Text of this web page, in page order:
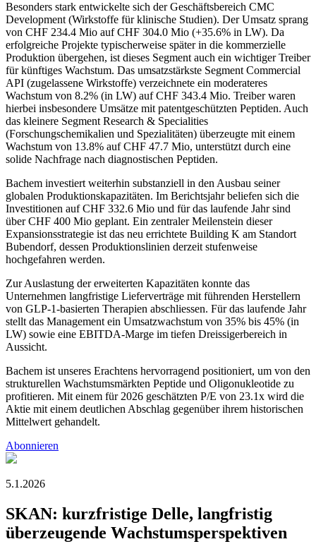
Besonders stark entwickelte sich der Geschäftsbereich CMC
Development (Wirkstoffe für klinische Studien). Der Umsatz sprang
von CHF 234.4 Mio auf CHF 304.0 Mio (+35.6% in LW). Da
erfolgreiche Projekte typischerweise später in die kommerzielle
Produktion übergehen, ist dieses Segment auch ein wichtiger Treiber
für künftiges Wachstum. Das umsatzstärkste Segment Commercial
API (zugelassene Wirkstoffe) verzeichnete ein moderateres
Wachstum von 8.2% (in LW) auf CHF 343.4 Mio. Treiber waren
hierbei insbesondere Umsätze mit patentgeschützten Peptiden. Auch
das kleinere Segment Research & Specialities
(Forschungschemikalien und Spezialitäten) überzeugte mit einem
Wachstum von 13.8% auf CHF 47.7 Mio, unterstützt durch eine
solide Nachfrage nach diagnostischen Peptiden.
Bachem investiert weiterhin substanziell in den Ausbau seiner
globalen Produktionskapazitäten. Im Berichtsjahr beliefen sich die
Investitionen auf CHF 332.6 Mio und für das laufende Jahr sind
über CHF 400 Mio geplant. Ein zentraler Meilenstein dieser
Expansionsstrategie ist das neu errichtete Building K am Standort
Bubendorf, dessen Produktionslinien derzeit stufenweise
hochgefahren werden.
Zur Auslastung der erweiterten Kapazitäten konnte das
Unternehmen langfristige Lieferverträge mit führenden Herstellern
von GLP-1-basierten Therapien abschliessen. Für das laufende Jahr
stellt das Management ein Umsatzwachstum von 35% bis 45% (in
LW) sowie eine EBITDA-Marge im tiefen Dreissigerbereich in
Aussicht.
Bachem ist unseres Erachtens hervorragend positioniert, um von den
strukturellen Wachstumsmärkten Peptide und Oligonukleotide zu
profitieren. Mit einem für 2026 geschätzten P/E von 23.1x wird die
Aktie mit einem deutlichen Abschlag gegenüber ihrem historischen
Mittelwert gehandelt.
Abonnieren
5.1.2026
SKAN: kurzfristige Delle, langfristig
überzeugende Wachstumsperspektiven